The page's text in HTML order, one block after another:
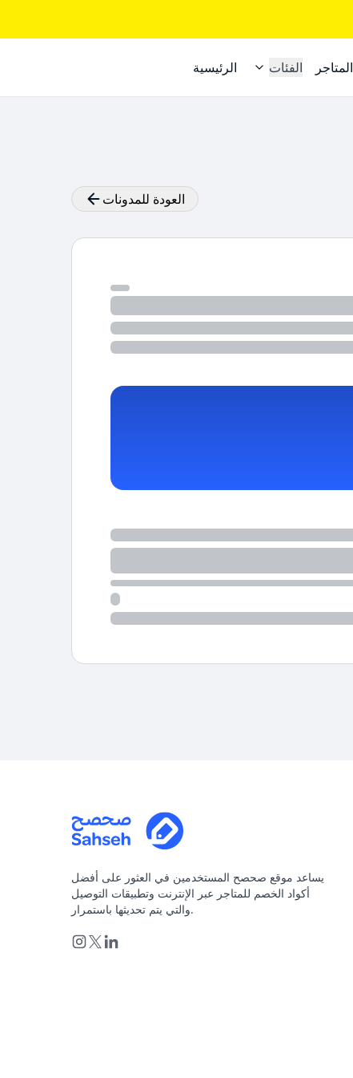
الرئيسية الفئات المتاجر
العودة للمدونات
يساعد موقع صحصح المستخدمين في العثور على أفضل
أكواد الخصم للمتاجر عبر الإنترنت وتطبيقات التوصيل
والتي يتم تحديثها باستمرار.